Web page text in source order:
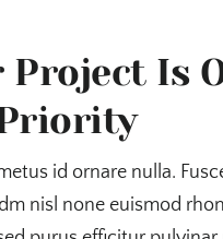
Project Is
id ornare nulla.
nisl none euismod